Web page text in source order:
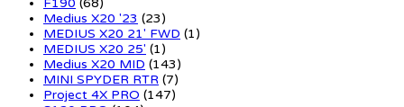
Medius X20 '23 (23)
MEDIUS X20 21' FWD (1)
MEDIUS X20 25' (1)
Medius X20 MID (143)
MINI SPYDER RTR (7)
Project 4X PRO (147)